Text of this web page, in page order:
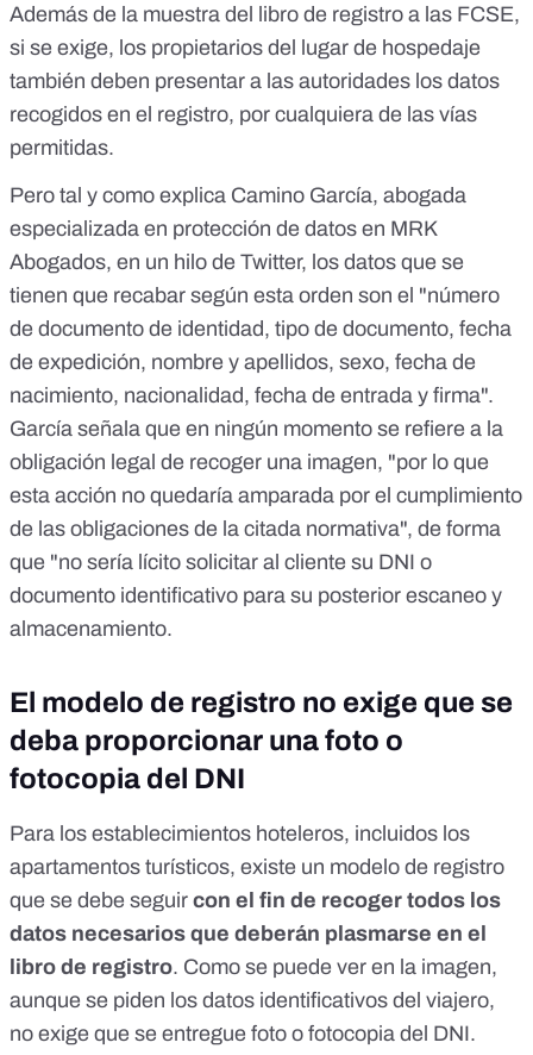
Además de la muestra del libro de registro a las FCSE,
si se exige, los propietarios del lugar de hospedaje
también deben presentar a las autoridades los datos
recogidos en el registro, por cualquiera de las vías
permitidas.
Pero tal y como explica Camino García, abogada
especializada en protección de datos en MRK
Abogados, en un hilo de Twitter, los datos que se
tienen que recabar según esta orden son el "número
de documento de identidad, tipo de documento, fecha
de expedición, nombre y apellidos, sexo, fecha de
nacimiento, nacionalidad, fecha de entrada y firma".
García señala que en ningún momento se refiere a la
obligación legal de recoger una imagen, "por lo que
esta acción no quedaría amparada por el cumplimiento
de las obligaciones de la citada normativa", de forma
que "no sería lícito solicitar al cliente su DNI o
documento identificativo para su posterior escaneo y
almacenamiento.
El modelo de registro no exige que se
deba proporcionar una foto o
fotocopia del DNI
Para los establecimientos hoteleros, incluidos los
apartamentos turísticos, existe un modelo de registro
que se debe seguir con el fin de recoger todos los
datos necesarios que deberán plasmarse en el
libro de registro. Como se puede ver en la imagen,
aunque se piden los datos identificativos del viajero,
no exige que se entregue foto o fotocopia del DNI.